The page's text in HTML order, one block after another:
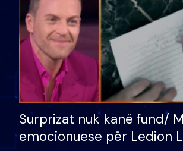
Surprizat nuk kanë fund/
emocionuese për Ledion